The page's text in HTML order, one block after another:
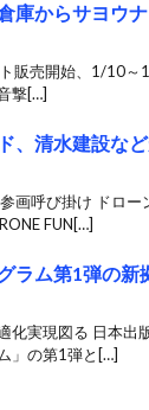
庫からサヨウ
販売開始、1/10
撃[…]
、清水建設な
画呼び掛け ドロ
FUN[…]
ラム第1弾の
化実現図る 日本
」の第1弾と[…]